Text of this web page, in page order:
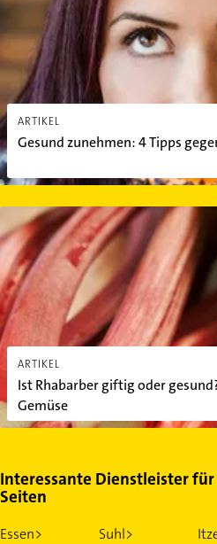
ARTIKEL
Gesund zunehmen: 4 Tipps
ARTIKEL
Ist Rhabarber giftig oder
Gemüse
Ist Rhabarber giftig oder gesund?
Interessante Dienstleister
Seiten
Essen> Suhl>